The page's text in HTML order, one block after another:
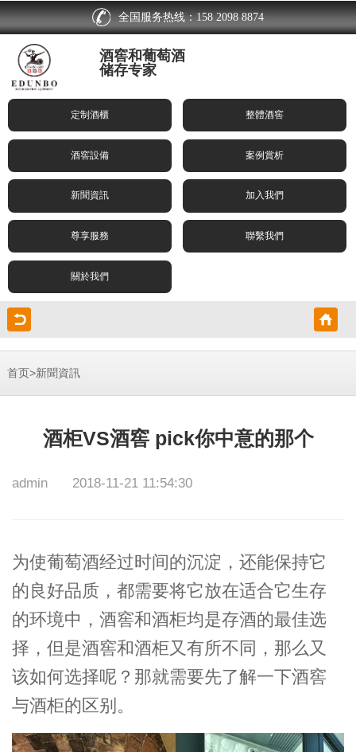
全国服务热线：158 2098 8874
酒窖和葡萄酒
储存专家
定制酒櫃 整體酒窖
酒窖設備 案例賞析
新聞資訊 加入我們
尊享服務 聯繫我們
關於我們
首页>新聞資訊
酒柜VS酒窖 pick你中意的那个
admin 2018-11-21 11:54:30
为使葡萄酒经过时间的沉淀，还能保持它
的良好品质，都需要将它放在适合它生存
的环境中，酒窖和酒柜均是存酒的最佳选
择，但是酒窖和酒柜又有所不同，那么又
该如何选择呢？那就需要先了解一下酒窖
与酒柜的区别。